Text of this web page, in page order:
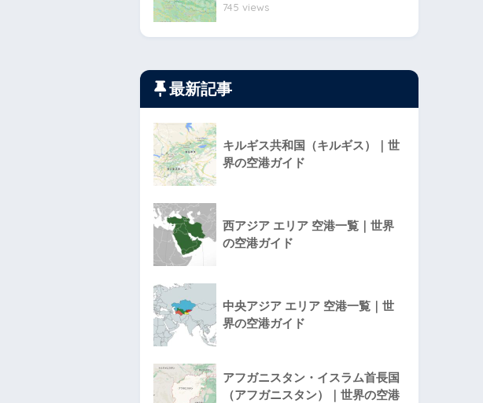
745 views
最新記事
キルギス共和国（キルギス）｜世
界の空港ガイド
西アジア エリア 空港一覧｜世界
の空港ガイド
中央アジア エリア 空港一覧｜世
界の空港ガイド
アフガニスタン・イスラム首長国
（アフガニスタン）｜世界の空港